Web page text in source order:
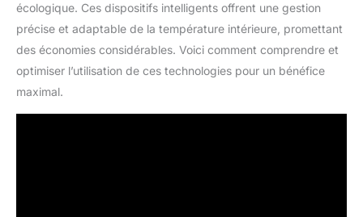
écologique. Ces dispositifs intelligents offrent une gestion
précise et adaptable de la température intérieure, promettant
des économies considérables. Voici comment comprendre et
optimiser l’utilisation de ces technologies pour un bénéfice
maximal.